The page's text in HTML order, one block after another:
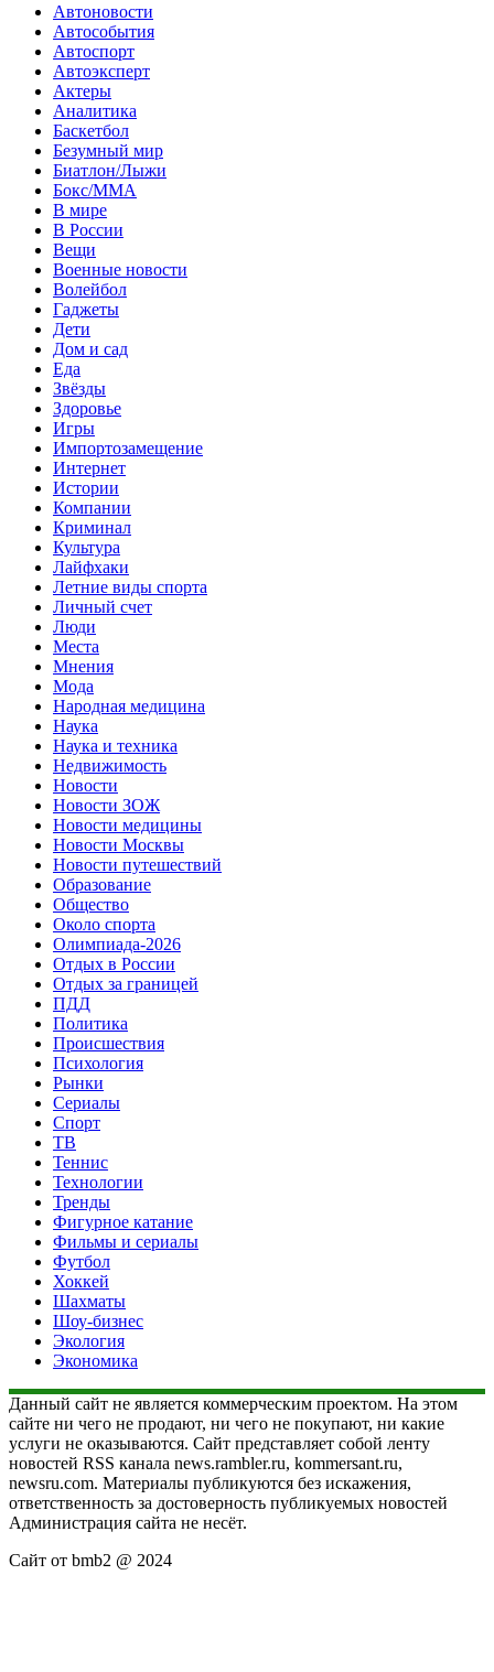
Автоновости
Автособытия
Автоспорт
Автоэксперт
Актеры
Аналитика
Баскетбол
Безумный мир
Биатлон/Лыжи
Бокс/MMA
В мире
В России
Вещи
Военные новости
Волейбол
Гаджеты
Дети
Дом и сад
Еда
Звёзды
Здоровье
Игры
Импортозамещение
Интернет
Истории
Компании
Криминал
Культура
Лайфхаки
Летние виды спорта
Личный счет
Люди
Места
Мнения
Мода
Народная медицина
Наука
Наука и техника
Недвижимость
Новости
Новости ЗОЖ
Новости медицины
Новости Москвы
Новости путешествий
Образование
Общество
Около спорта
Олимпиада-2026
Отдых в России
Отдых за границей
ПДД
Политика
Происшествия
Психология
Рынки
Сериалы
Спорт
ТВ
Теннис
Технологии
Тренды
Фигурное катание
Фильмы и сериалы
Футбол
Хоккей
Шахматы
Шоу-бизнес
Экология
Экономика
Данный сайт не является коммерческим проектом. На этом
сайте ни чего не продают, ни чего не покупают, ни какие
услуги не оказываются. Сайт представляет собой ленту
новостей RSS канала news.rambler.ru, kommersant.ru,
newsru.com. Материалы публикуются без искажения,
ответственность за достоверность публикуемых новостей
Администрация сайта не несёт.
Сайт от bmb2 @ 2024